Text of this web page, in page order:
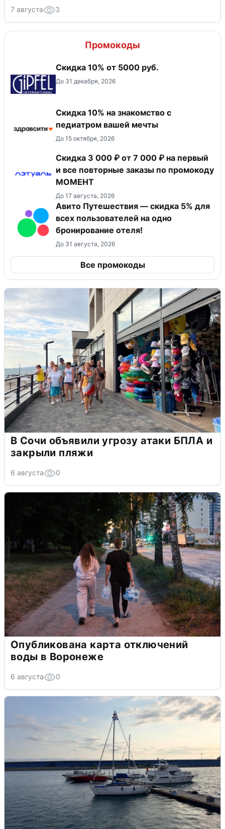
7 августа 3
Промокоды
Скидка 10% от 5000 руб.
До 31 декабря, 2026
Скидка 10% на знакомство с
педиатром вашей мечты
До 15 октября, 2026
Скидка 3 000 ₽ от 7 000 ₽ на первый
и все повторные заказы по промокоду
МОМЕНТ
До 17 августа, 2026
Авито Путешествия — скидка 5% для
всех пользователей на одно
бронирование отеля!
До 31 августа, 2026
Все промокоды
В Сочи объявили угрозу атаки БПЛА и
закрыли пляжи
6 августа 0
Опубликована карта отключений
воды в Воронеже
6 августа 0